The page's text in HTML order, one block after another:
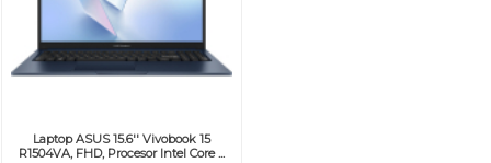
Laptop ASUS 15.6'' Vivobook 15
R1504VA, FHD, Procesor Intel Core ...